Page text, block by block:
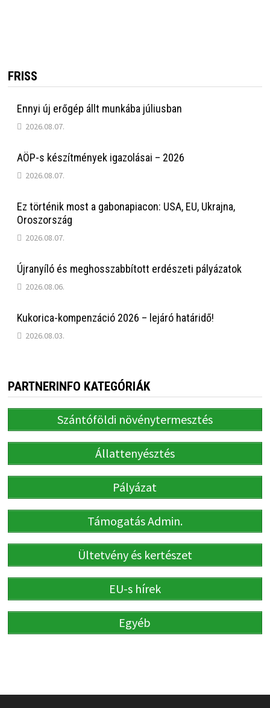
FRISS
Ennyi új erőgép állt munkába júliusban
2026.08.07.
AÖP-s készítmények igazolásai – 2026
2026.08.07.
Ez történik most a gabonapiacon: USA, EU, Ukrajna,
Oroszország
2026.08.07.
Újranyíló és meghosszabbított erdészeti pályázatok
2026.08.06.
Kukorica-kompenzáció 2026 – lejáró határidő!
2026.08.03.
PARTNERINFO KATEGÓRIÁK
Szántóföldi növénytermesztés
Állattenyésztés
Pályázat
Támogatás Admin.
Ültetvény és kertészet
EU-s hírek
Egyéb